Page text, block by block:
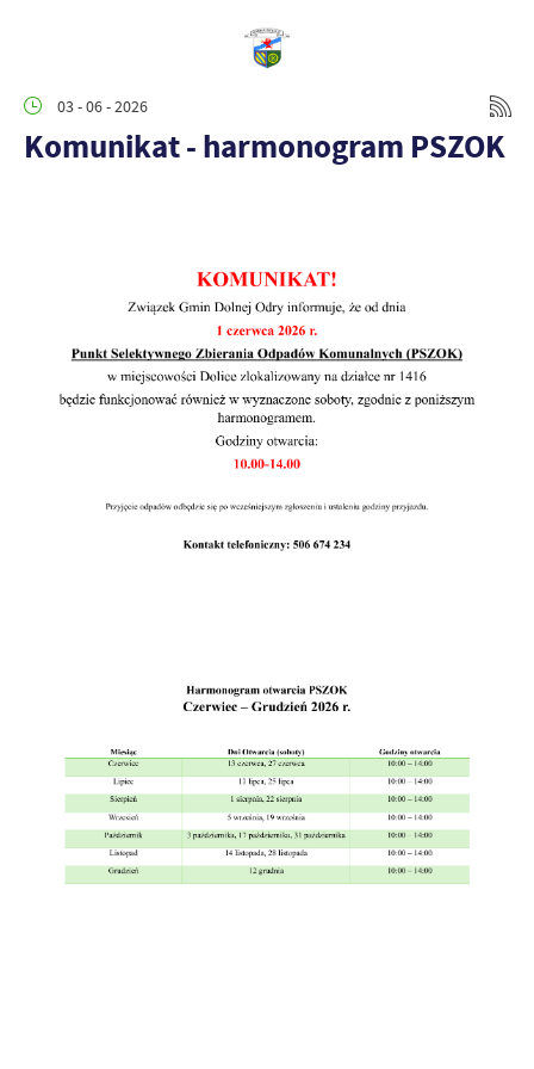
03 - 06 - 2026
Komunikat - harmonogram PSZOK